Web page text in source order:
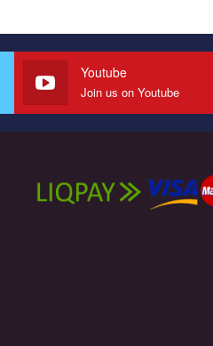
Youtube
Join us on Youtube